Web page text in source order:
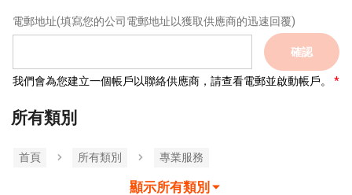
電郵地址(填寫您的公司電郵地址以獲取供應商的迅速回覆)
確認
我們會為您建立一個帳戶以聯絡供應商，請查看電郵並啟動帳戶。
所有類別
首頁 所有類別 專業服務
顯示所有類別